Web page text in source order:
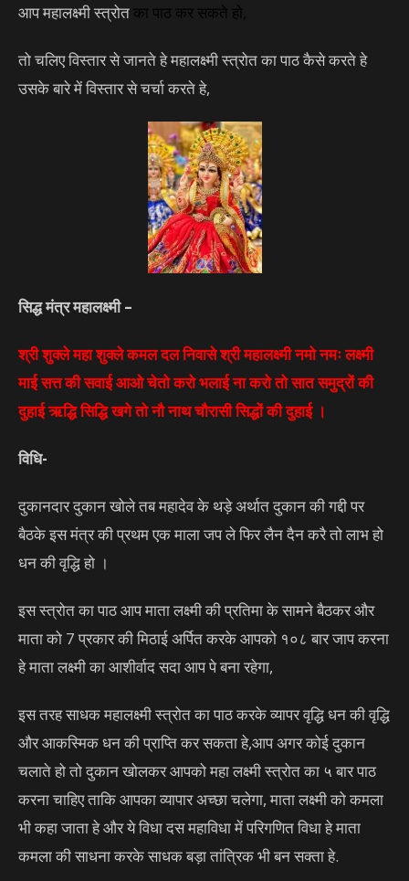
आप महालक्ष्मी स्त्रोत का पाठ कर सकते हो,
तो चलिए विस्तार से जानते हे महालक्ष्मी स्त्रोत का पाठ कैसे करते हे
उसके बारे में विस्तार से चर्चा करते हे,
सिद्ध मंत्र महालक्ष्मी –
श्री शुक्ले महा शुक्ले कमल दल निवासे श्री महालक्ष्मी नमो नमः लक्ष्मी
माई सत्त की सवाई आओ चेतो करो भलाई ना करो तो सात समुद्रों की
दुहाई ऋद्धि सिद्धि खगे तो नौ नाथ चौरासी सिद्धों की दुहाई ।
विधि-
दुकानदार दुकान खोले तब महादेव के थड़े अर्थात दुकान की गद्दी पर
बैठके इस मंत्र की प्रथम एक माला जप ले फिर लैन दैन करै तो लाभ हो
धन की वृद्धि हो ।
इस स्त्रोत का पाठ आप माता लक्ष्मी की प्रतिमा के सामने बैठकर और
माता को 7 प्रकार की मिठाई अर्पित करके आपको १०८ बार जाप करना
हे माता लक्ष्मी का आशीर्वाद सदा आप पे बना रहेगा,
इस तरह साधक महालक्ष्मी स्त्रोत का पाठ करके व्यापर वृद्धि धन की वृद्धि
और आकस्मिक धन की प्राप्ति कर सकता हे,आप अगर कोई दुकान
चलाते हो तो दुकान खोलकर आपको महा लक्ष्मी स्त्रोत का ५ बार पाठ
करना चाहिए ताकि आपका व्यापार अच्छा चलेगा, माता लक्ष्मी को कमला
भी कहा जाता हे और ये विधा दस महाविधा में परिगणित विधा हे माता
कमला की साधना करके साधक बड़ा तांत्रिक भी बन सक्ता हे.